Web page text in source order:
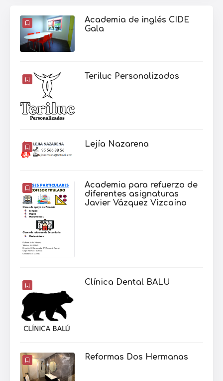
Academia de inglés CIDE
Gala
Teriluc Personalizados
Lejía Nazarena
Academia para refuerzo de
diferentes asignaturas
Javier Vázquez Vizcaíno
Clínica Dental BALU
Reformas Dos Hermanas